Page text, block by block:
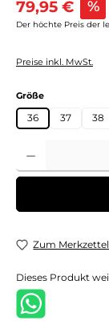
79,95 € %
Der höchte Preis der
Preise inkl. MwSt.
Größeauswählen
36 37 38
Zum
Dieses Produkt